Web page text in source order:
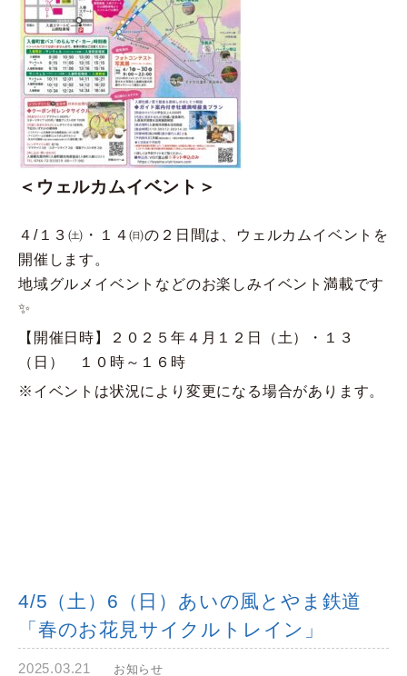
＜ウェルカムイベント＞
４/１３㈯・１４㈰の２日間は、ウェルカムイベントを
開催します。
地域グルメイベントなどのお楽しみイベント満載です
✨
【開催日時】２０２５年４月１２日（土）・１３
（日） １０時～１６時
※イベントは状況により変更になる場合があります。
4/5（土）6（日）あいの風とやま鉄道
「春のお花見サイクルトレイン」
2025.03.21 お知らせ